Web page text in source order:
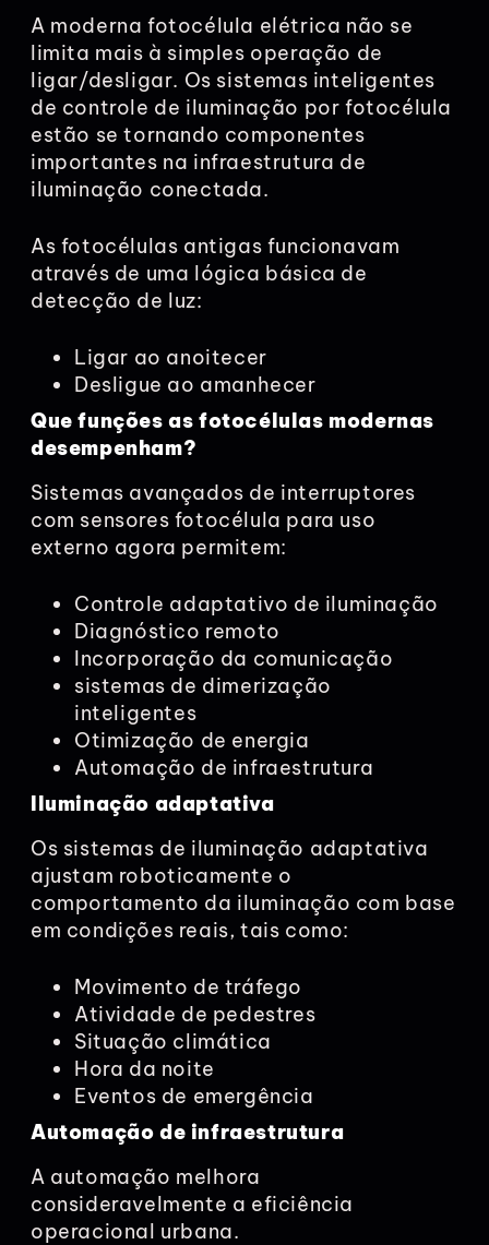
A moderna fotocélula elétrica não se
limita mais à simples operação de
ligar/desligar. Os sistemas inteligentes
de controle de iluminação por fotocélula
estão se tornando componentes
importantes na infraestrutura de
iluminação conectada.
As fotocélulas antigas funcionavam
através de uma lógica básica de
detecção de luz:
Ligar ao anoitecer
Desligue ao amanhecer
Que funções as fotocélulas modernas
desempenham?
Sistemas avançados de interruptores
com sensores fotocélula para uso
externo agora permitem:
Controle adaptativo de iluminação
Diagnóstico remoto
Incorporação da comunicação
sistemas de dimerização
inteligentes
Otimização de energia
Automação de infraestrutura
Iluminação adaptativa
Os sistemas de iluminação adaptativa
ajustam roboticamente o
comportamento da iluminação com base
em condições reais, tais como:
Movimento de tráfego
Atividade de pedestres
Situação climática
Hora da noite
Eventos de emergência
Automação de infraestrutura
A automação melhora
consideravelmente a eficiência
operacional urbana.